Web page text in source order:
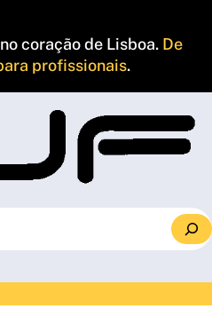
coração de Lisboa. De
profissionais.